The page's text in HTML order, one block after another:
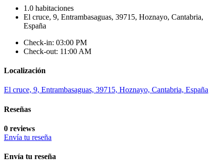
1.0 habitaciones
El cruce, 9, Entrambasaguas, 39715, Hoznayo, Cantabria,
España
Check-in: 03:00 PM
Check-out: 11:00 AM
Localización
El cruce, 9, Entrambasaguas, 39715, Hoznayo, Cantabria, España
Reseñas
0 reviews
Envía tu reseña
Envía tu reseña